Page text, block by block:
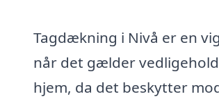
Tagdækning i Nivå er en
når det gælder
hjem, da det beskytter